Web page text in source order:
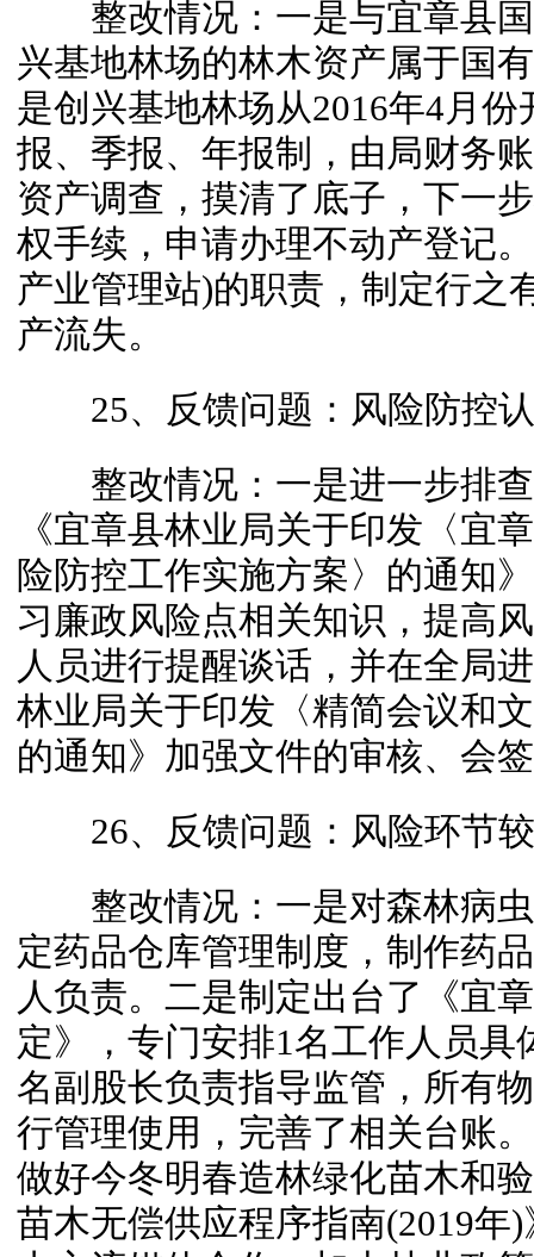
整改情况：一是与宜章县国
兴基地林场的林木资产属于国
是创兴基地林场从2016年4月
报、季报、年报制，由局财务
资产调查，摸清了底子，下一
权手续，申请办理不动产登记
产业管理站)的职责，制定行之
产流失。
25、反馈问题：风险防控认
整改情况：一是进一步排查
《宜章县林业局关于印发〈宜
险防控工作实施方案〉的通知
习廉政风险点相关知识，提高
人员进行提醒谈话，并在全局
林业局关于印发〈精简会议和
的通知》加强文件的审核、会
26、反馈问题：风险环节
整改情况：一是对森林病虫
定药品仓库管理制度，制作药
人负责。二是制定出台了《宜
定》，专门安排1名工作人员
名副股长负责指导监管，所有
行管理使用，完善了相关台账
做好今冬明春造林绿化苗木和
苗木无偿供应程序指南(2019年